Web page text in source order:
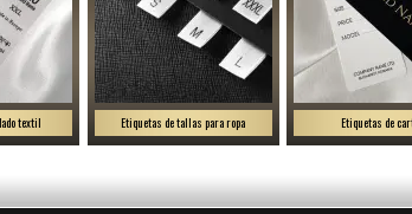
textil Etiquetas de tallas para ropa Etiquetas de